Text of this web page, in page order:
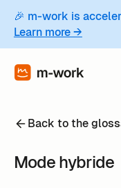
🎉 m-work is
Learn more →
Back to the
Mode hybride